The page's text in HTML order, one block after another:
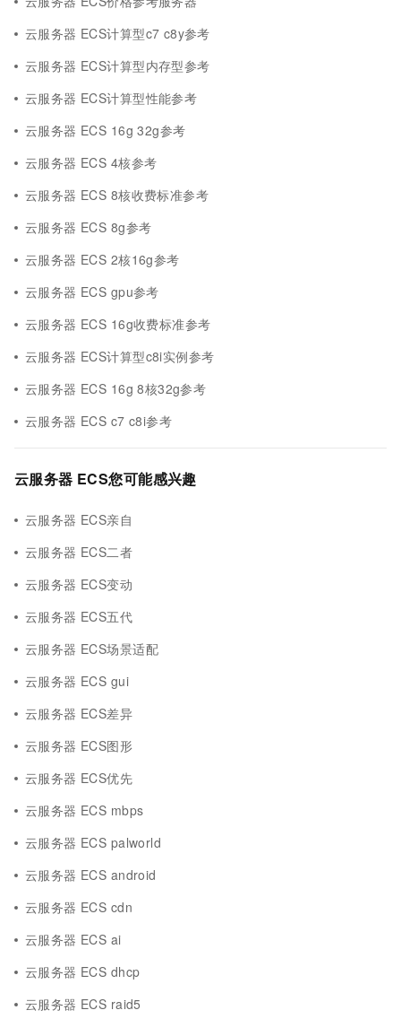
云服务器 ECS计算型c7 c8y参考
云服务器 ECS计算型内存型参考
云服务器 ECS计算型性能参考
云服务器 ECS 16g 32g参考
云服务器 ECS 4核参考
云服务器 ECS 8核收费标准参考
云服务器 ECS 8g参考
云服务器 ECS 2核16g参考
云服务器 ECS gpu参考
云服务器 ECS 16g收费标准参考
云服务器 ECS计算型c8i实例参考
云服务器 ECS 16g 8核32g参考
云服务器 ECS c7 c8i参考
云服务器 ECS您可能感兴趣
云服务器 ECS亲自
云服务器 ECS二者
云服务器 ECS变动
云服务器 ECS五代
云服务器 ECS场景适配
云服务器 ECS gui
云服务器 ECS差异
云服务器 ECS图形
云服务器 ECS优先
云服务器 ECS mbps
云服务器 ECS palworld
云服务器 ECS android
云服务器 ECS cdn
云服务器 ECS ai
云服务器 ECS dhcp
云服务器 ECS raid5